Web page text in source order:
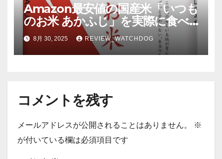
Amazon最安値の国産米「いつも
のお米 あかふじ」を実際に食べ
てみた結果
8月 30, 2025 REVIEW_WATCHDOG
コメントを残す
メールアドレスが公開されることはありません。
※
が付いている欄は必須項目です